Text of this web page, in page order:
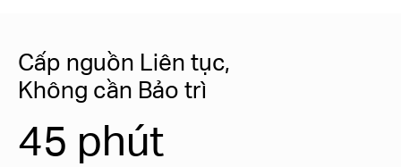
Cấp nguồn Liên tục,
Không cần Bảo trì
45 phút